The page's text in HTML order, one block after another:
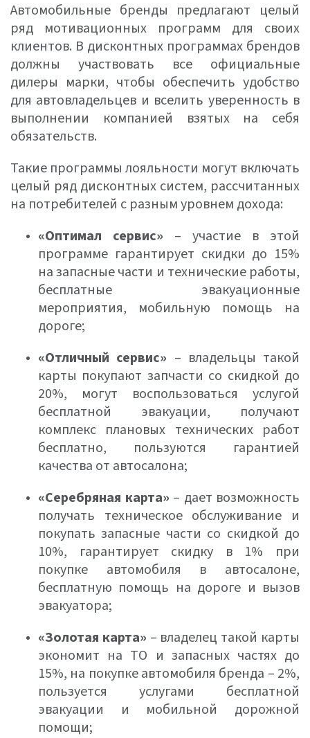
Автомобильные бренды предлагают целый
ряд мотивационных программ для своих
клиентов. В дисконтных программах брендов
должны участвовать все официальные
дилеры марки, чтобы обеспечить удобство
для автовладельцев и вселить уверенность в
выполнении компанией взятых на себя
обязательств.
Такие программы лояльности могут включать
целый ряд дисконтных систем, рассчитанных
на потребителей с разным уровнем дохода:
«Оптимал сервис» – участие в этой
программе гарантирует скидки до 15%
на запасные части и технические работы,
бесплатные эвакуационные
мероприятия, мобильную помощь на
дороге;
«Отличный сервис» – владельцы такой
карты покупают запчасти со скидкой до
20%, могут воспользоваться услугой
бесплатной эвакуации, получают
комплекс плановых технических работ
бесплатно, пользуются гарантией
качества от автосалона;
«Серебряная карта» – дает возможность
получать техническое обслуживание и
покупать запасные части со скидкой до
10%, гарантирует скидку в 1% при
покупке автомобиля в автосалоне,
бесплатную помощь на дороге и вызов
эвакуатора;
«Золотая карта» – владелец такой карты
экономит на ТО и запасных частях до
15%, на покупке автомобиля бренда – 2%,
пользуется услугами бесплатной
эвакуации и мобильной дорожной
помощи;